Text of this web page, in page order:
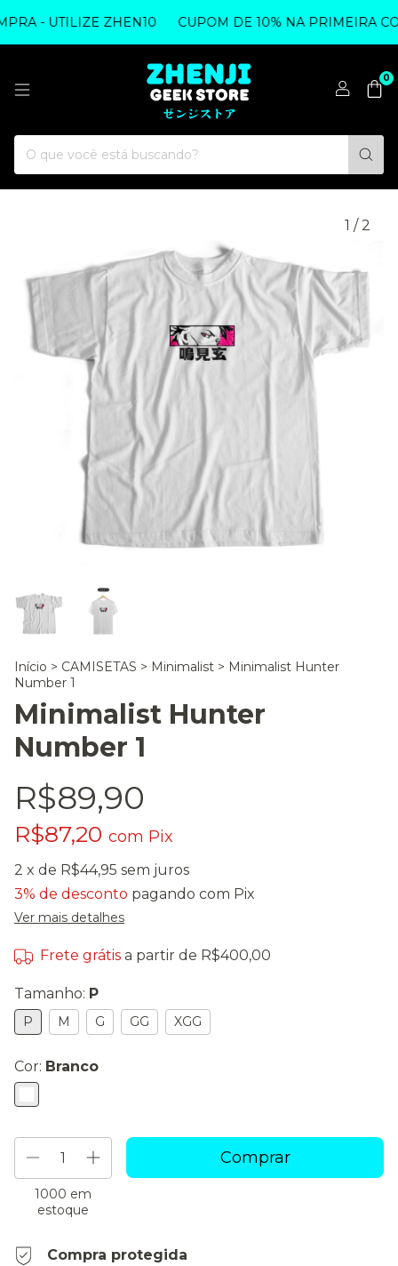
- UTILIZE ZHEN10 CUPOM DE 10% NA PRIMEIRA
0
1 / 2
Início > CAMISETAS > Minimalist > Minimalist Hunter
Number 1
Minimalist Hunter
Number 1
R$89,90
R$87,20 com Pix
2 x de R$44,95 sem juros
3% de desconto pagando com Pix
Ver mais detalhes
Frete grátis a partir de R$400,00
Tamanho: P
P M G GG XGG
Cor: Branco
1000 em
estoque
Compra protegida